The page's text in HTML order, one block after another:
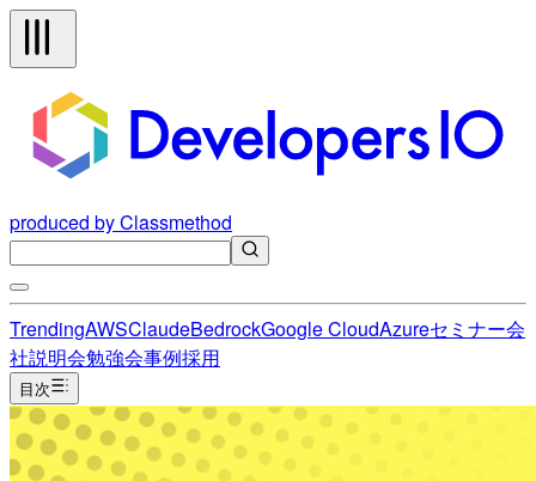
produced by Classmethod
TrendingAWSClaudeBedrockGoogle CloudAzureセミナー会
社説明会勉強会事例採用
目次